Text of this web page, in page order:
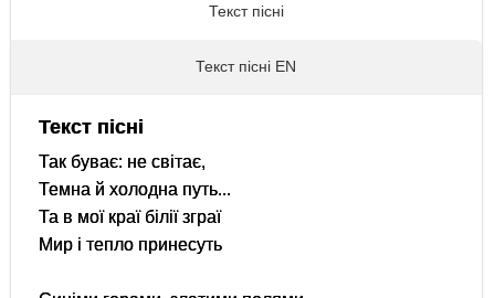
Текст пісні
Текст пісні EN
Текст пісні
Так буває: не світає,
Темна й холодна путь...
Та в мої краї білії зграї
Мир і тепло принесуть